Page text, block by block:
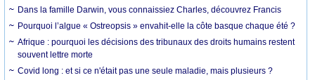
Dans la famille Darwin, vous connaissiez Charles, découvrez Francis
Pourquoi l’algue « Ostreopsis » envahit-elle la côte basque chaque été ?
Afrique : pourquoi les décisions des tribunaux des droits humains restent
souvent lettre morte
Covid long : et si ce n'était pas une seule maladie, mais plusieurs ?